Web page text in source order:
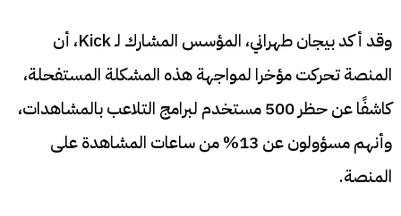
وقد أكد بيجان طهراني، المؤسس المشارك لـ Kick، أن
المنصة تحركت مؤخرا لمواجهة هذه المشكلة المستفحلة،
كاشفًا عن حظر 500 مستخدم لبرامج التلاعب بالمشاهدات،
وأنهم مسؤولون عن 13% من ساعات المشاهدة على
المنصة.